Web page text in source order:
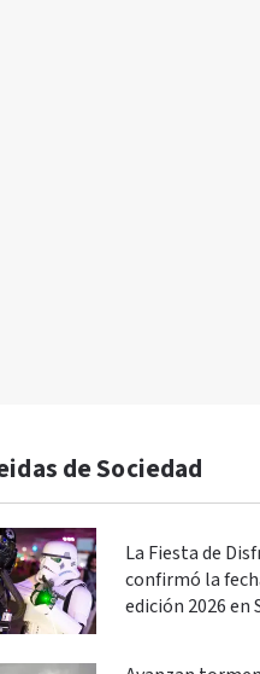
de Sociedad
La Fiesta de
confirmó la
edición 2026 en